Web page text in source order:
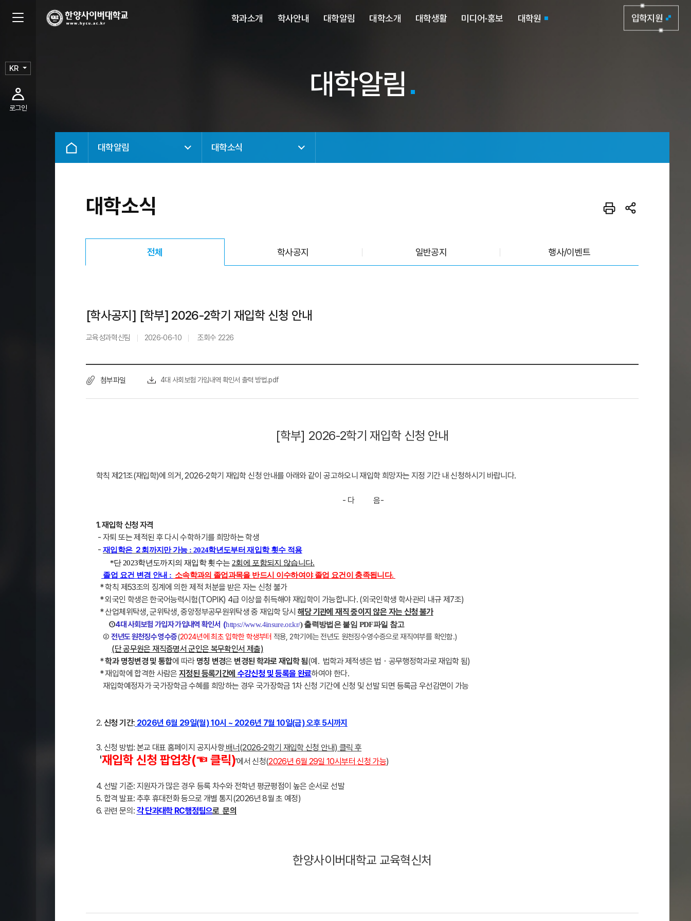
학과소개 학사안내 대학알림 대학소개 대학생활 미디어·홍보 대학원 입학지원
KR
로그인
대학알림
대학알림 대학소식
대학소식
전체
학사공지 일반공지 행사/이벤트
[학사공지] [학부] 2026-2학기 재입학 신청 안내
교육성과혁신팀 2026-06-10 조회수 2226
첨부파일 4대 사회보험 가입내역 확인서 출력 방법.pdf
[학부] 2026-2학기 재입학 신청 안내
학칙 제21조(재입학)에 의거, 2026-2학기 재입학 신청 안내를 아래와 같이 공고하오니 재입학 희망자는 지정 기간 내 신청하시기 바랍니다.
- 다 음-
1. 재입학 신청 자격
- 자퇴 또는 제적된 후 다시 수학하기를 희망하는 학생
-재입학은 ２회까지만 가능 : 2024학년도부터 재입학 횟수 적용
*단 2023학년도까지의 재입학 횟수는 2회에 포함되지 않습니다.
졸업 요건 변경 안내 : 소속학과의 졸업과목을 반드시 이수하여야 졸업 요건이 충족됩니다.
* 학칙 제53조의 징계에 의한 제적 처분을 받은 자는 신청 불가
* 외국인 학생은한국어능력시험(TOPIK) 4급 이상을 취득해야 재입학이 가능합니다. (외국인학생 학사관리 내규 제7조)
* 산업체위탁생, 군위탁생, 중앙정부공무원위탁생 중 재입학 당시 해당 기관에 재직 중이지 않은 자는 신청 불가
①4대 사회보험 가입자 가입내역 확인서 (https://www.4insure.or.kr/​) 출력방법은 붙임 PDF파일 참고
②전년도 원천징수 영수증(2024년에 최초 입학한 학생부터 적용, 2학기에는 전년도 원천징수영수증으로 재직여부를 확인함.)
(단 공무원은 재직증명서 군인은 복무확인서 제출)
*학과 명칭변경 및 통합에 따라명칭 변경은 변경된 학과로 재입학 됨(예. 법학과 제적생은 법・공무행정학과로 재입학 됨)
* 재입학에 합격한 사람은지정된 등록기간에 수강신청 및 등록을 완료하여야 한다.
재입학예정자가 국가장학금 수혜를 희망하는 경우 국가장학금 1차 신청 기간에 신청 및 선발 되면 등록금 우선감면이 가능
2. 신청 기간: 2026년 6월 29일(월) 10시 ~ 2026년 7월 10일(금) 오후 5시까지
3. 신청 방법: 본교 대표 홈페이지 공지사항배너(2026-2학기 재입학 신청 안내) 클릭 후
'재입학 신청 팝업창(☜ 클릭)'에서 신청(2026년 6월 29일 10시부터 신청 가능)
4. 선발 기준: 지원자가 많은 경우 등록 차수와 전학년 평균평점이 높은 순서로 선발
5. 합격 발표: 추후 휴대전화 등으로 개별 통지(2026년 8월 초 예정)
6. 관련 문의: 각 단과대학 RC행정팀으로 문의
한양사이버대학교 교육혁신처